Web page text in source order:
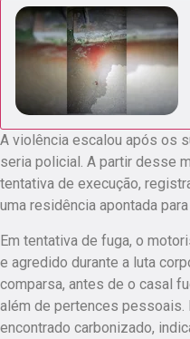
A violência escalou após os
seria policial. A partir desse
tentativa de execução,
uma residência apontada para
Em tentativa de fuga, o
e agredido durante a luta
comparsa, antes de o casal
além de pertences pessoais.
encontrado carbonizado,